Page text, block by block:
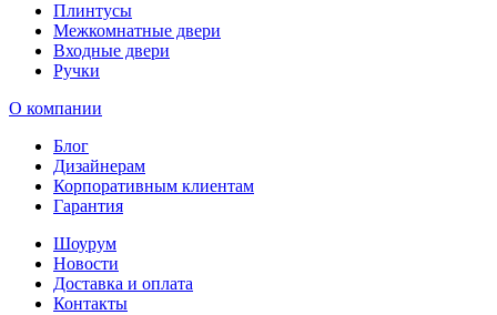
Плинтусы
Межкомнатные двери
Входные двери
Ручки
О компании
Блог
Дизайнерам
Корпоративным клиентам
Гарантия
Шоурум
Новости
Доставка и оплата
Контакты